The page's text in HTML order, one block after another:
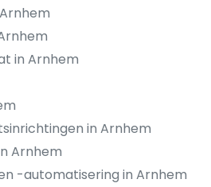
in Arnhem
in Arnhem
Arnhem
-automatisering in Arnhem